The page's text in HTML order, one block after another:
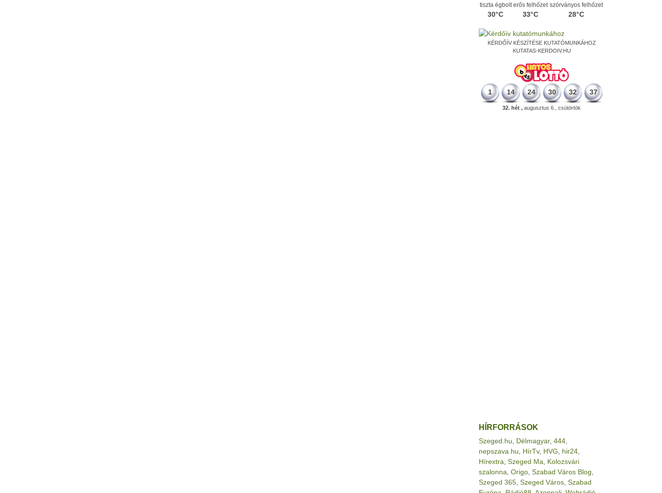
tiszta égbolt
30°C
erős felhőzet
33°C
szórványos felhőzet
28°C
KÉRDŐÍV KÉSZÍTÉSE KUTATÓMUNKÁHOZ
KUTATAS-KERDOIV.HU
1 14 24 30 32 37
32. hét , augusztus 6., csütörtök
HÍRFORRÁSOK
Szeged.hu Délmagyar, 444
nepszava.hu
HírTv, HVG hir24
Hírextra Szeged Ma
Kolozsvári
szalonna Origo Szabad Város Blog
Szeged 365 Szeged Város Szabad